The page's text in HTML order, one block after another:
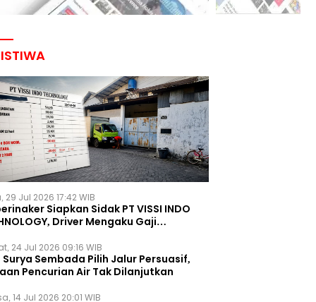
29 Jul 2026 17:42 WIB
Siapkan Sidak PT VISSI INDO
Driver Mengaku Gaji
24 Jul 2026 09:16 WIB
Surya Sembada Pilih Jalur Persuasif,
Pencurian Air Tak Dilanjutkan
14 Jul 2026 20:01 WIB